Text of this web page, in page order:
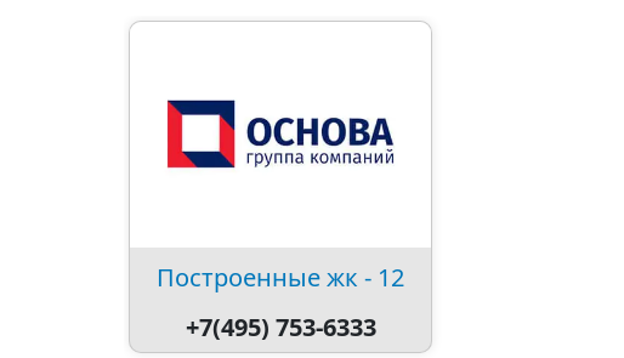
Построенные жк - 12
+7(495) 753-6333